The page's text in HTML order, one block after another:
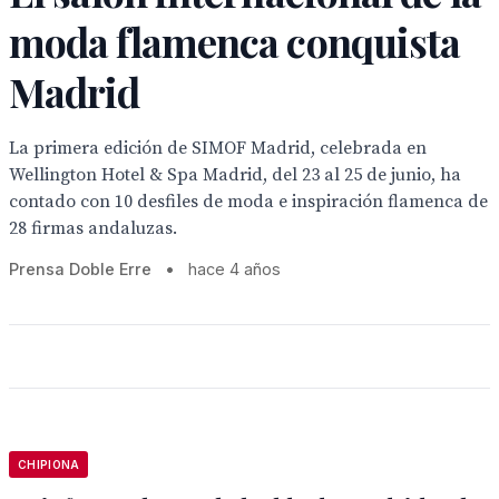
moda flamenca conquista
Madrid
La primera edición de SIMOF Madrid, celebrada en
Wellington Hotel & Spa Madrid, del 23 al 25 de junio, ha
contado con 10 desfiles de moda e inspiración flamenca de
28 firmas andaluzas.
Prensa Doble Erre • hace 4 años
CHIPIONA